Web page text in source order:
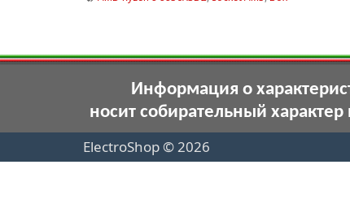
Информация о
носит собирательный
ElectroShop © 2026